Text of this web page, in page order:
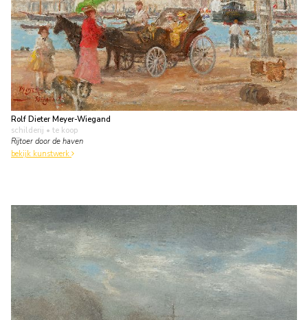
Rolf Dieter Meyer-Wiegand
schilderij • te koop
Rijtoer door de haven
bekijk kunstwerk